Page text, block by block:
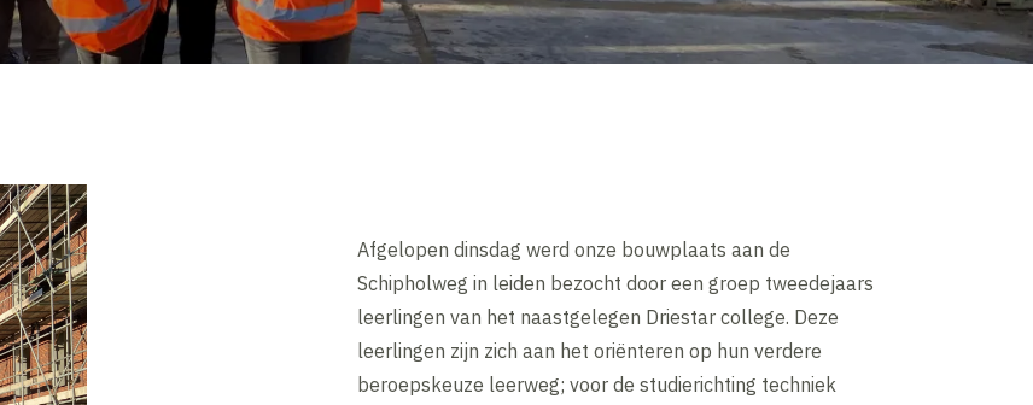
Afgelopen dinsdag werd onze bouwplaats aan de
Schipholweg in leiden bezocht door een groep tweedejaars
leerlingen van het naastgelegen Driestar college. Deze
leerlingen zijn zich aan het oriënteren op hun verdere
beroepskeuze leerweg; voor de studierichting techniek